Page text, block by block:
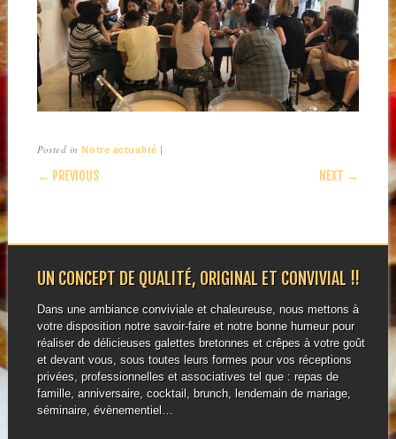
Posted inNotre actualité |
POST NAVIGATION
← PREVIOUS NEXT →
UN CONCEPT DE QUALITÉ, ORIGINAL ET CONVIVIAL !!
Dans une ambiance conviviale et chaleureuse, nous mettons à
votre disposition notre savoir-faire et notre bonne humeur pour
réaliser de délicieuses galettes bretonnes et crêpes à votre goût
et devant vous, sous toutes leurs formes pour vos réceptions
privées, professionnelles et associatives tel que : repas de
famille, anniversaire, cocktail, brunch, lendemain de mariage,
séminaire, évènementiel…